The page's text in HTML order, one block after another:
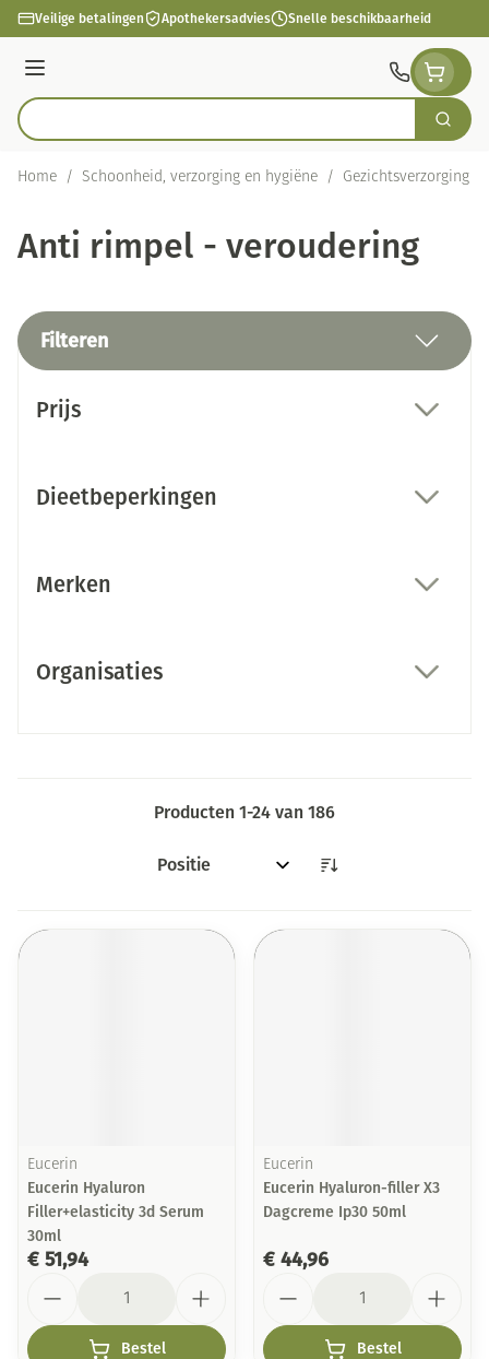
Ga naar de inhoud
Veilige betalingen Apothekersadvies Snelle beschikbaarheid
Menu
Product, merk, categorie... Zoek
Home / Schoonheid, verzorging en hygiëne / Gezichtsverzorging
Anti rimpel - veroudering
Filteren
Prijs
Dieetbeperkingen
Merken
Organisaties
Producten 1-24 van 186
Sorteer op:
Eucerin
Eucerin Hyaluron
Filler+elasticity 3d Serum
30ml
€ 51,94
Bestel
Eucerin
Eucerin Hyaluron-filler X3
Dagcreme Ip30 50ml
€ 44,96
Bestel